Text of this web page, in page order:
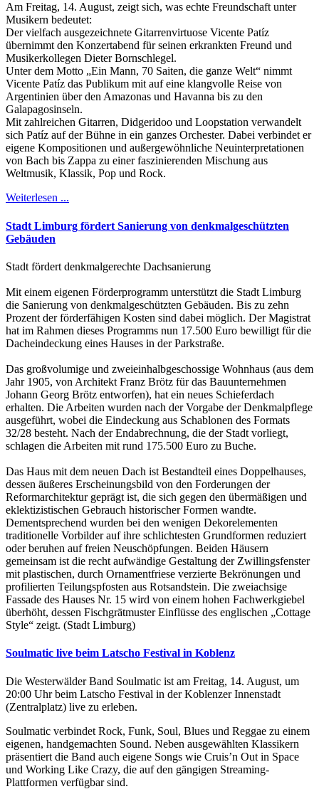
Am Freitag, 14. August, zeigt sich, was echte Freundschaft unter
Musikern bedeutet:
Der vielfach ausgezeichnete Gitarrenvirtuose Vicente Patíz
übernimmt den Konzertabend für seinen erkrankten Freund und
Musikerkollegen Dieter Bornschlegel.
Unter dem Motto „Ein Mann, 70 Saiten, die ganze Welt“ nimmt
Vicente Patíz das Publikum mit auf eine klangvolle Reise von
Argentinien über den Amazonas und Havanna bis zu den
Galapagosinseln.
Mit zahlreichen Gitarren, Didgeridoo und Loopstation verwandelt
sich Patíz auf der Bühne in ein ganzes Orchester. Dabei verbindet er
eigene Kompositionen und außergewöhnliche Neuinterpretationen
von Bach bis Zappa zu einer faszinierenden Mischung aus
Weltmusik, Klassik, Pop und Rock.
Weiterlesen ...
Stadt Limburg fördert Sanierung von denkmalgeschützten
Gebäuden
Stadt fördert denkmalgerechte Dachsanierung
Mit einem eigenen Förderprogramm unterstützt die Stadt Limburg
die Sanierung von denkmalgeschützten Gebäuden. Bis zu zehn
Prozent der förderfähigen Kosten sind dabei möglich. Der Magistrat
hat im Rahmen dieses Programms nun 17.500 Euro bewilligt für die
Dacheindeckung eines Hauses in der Parkstraße.
Das großvolumige und zweieinhalbgeschossige Wohnhaus (aus dem
Jahr 1905, von Architekt Franz Brötz für das Bauunternehmen
Johann Georg Brötz entworfen), hat ein neues Schieferdach
erhalten. Die Arbeiten wurden nach der Vorgabe der Denkmalpflege
ausgeführt, wobei die Eindeckung aus Schablonen des Formats
32/28 besteht. Nach der Endabrechnung, die der Stadt vorliegt,
schlagen die Arbeiten mit rund 175.500 Euro zu Buche.
Das Haus mit dem neuen Dach ist Bestandteil eines Doppelhauses,
dessen äußeres Erscheinungsbild von den Forderungen der
Reformarchitektur geprägt ist, die sich gegen den übermäßigen und
eklektizistischen Gebrauch historischer Formen wandte.
Dementsprechend wurden bei den wenigen Dekorelementen
traditionelle Vorbilder auf ihre schlichtesten Grundformen reduziert
oder beruhen auf freien Neuschöpfungen. Beiden Häusern
gemeinsam ist die recht aufwändige Gestaltung der Zwillingsfenster
mit plastischen, durch Ornamentfriese verzierte Bekrönungen und
profilierten Teilungspfosten aus Rotsandstein. Die zweiachsige
Fassade des Hauses Nr. 15 wird von einem hohen Fachwerkgiebel
überhöht, dessen Fischgrätmuster Einflüsse des englischen „Cottage
Style“ zeigt. (Stadt Limburg)
Soulmatic live beim Latscho Festival in Koblenz
Die Westerwälder Band Soulmatic ist am Freitag, 14. August, um
20:00 Uhr beim Latscho Festival in der Koblenzer Innenstadt
(Zentralplatz) live zu erleben.
Soulmatic verbindet Rock, Funk, Soul, Blues und Reggae zu einem
eigenen, handgemachten Sound. Neben ausgewählten Klassikern
präsentiert die Band auch eigene Songs wie Cruis’n Out in Space
und Working Like Crazy, die auf den gängigen Streaming-
Plattformen verfügbar sind.